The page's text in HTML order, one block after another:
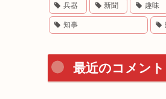
兵器 新聞 趣味
知事
最近のコメント